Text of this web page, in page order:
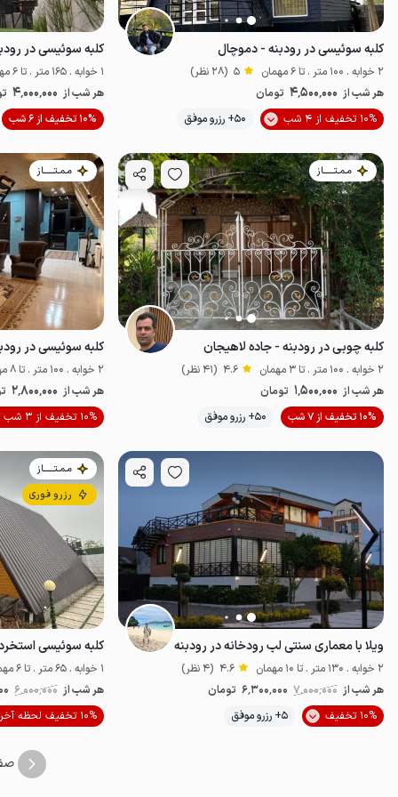
کلبه سوئیسی در رودبنه - دموچال
2 خوابه . 100 متر . تا 6 مهمان 5 (28 نظر)
هر شب از 4٬500٬000 تومان
10% تخفیف از 4 شب
50+ رزرو موفق خوش منظره
کلبه سوئیسی در
1 خوابه . 165 متر . تا 6 مهمان
هر شب از 4٬000٬000
10% تخفیف از 6 شب
مـمـتــــــاز
کلبه چوبی در رودبنه - جاده لاهیجان
2 خوابه . 100 متر . تا 3 مهمان 4.6 (41 نظر)
هر شب از 1٬500٬000 تومان
10% تخفیف از 7 شب
50+ رزرو موفق اقتصادی
مـمـتــــــاز
کلبه سوئیسی در
2 خوابه . 100 متر . تا 8 مهمان
هر شب از 2٬800٬000
10% تخفیف از 3 شب
ویلا با معماری سنتی لب رودخانه در رودبنه
2 خوابه . 130 متر . تا 10 مهمان 4.6 (4 نظر)
هر شب از 7٬000٬000 6٬300٬000 تومان
10% تخفیف
5+ رزرو موفق خوش منظره
مـمـتــــــاز
رزرو فوری
1 خوابه . 65 متر . تا 6 مهمان
هر شب از 6٬000٬000
10% تخفیف لحظه آخری